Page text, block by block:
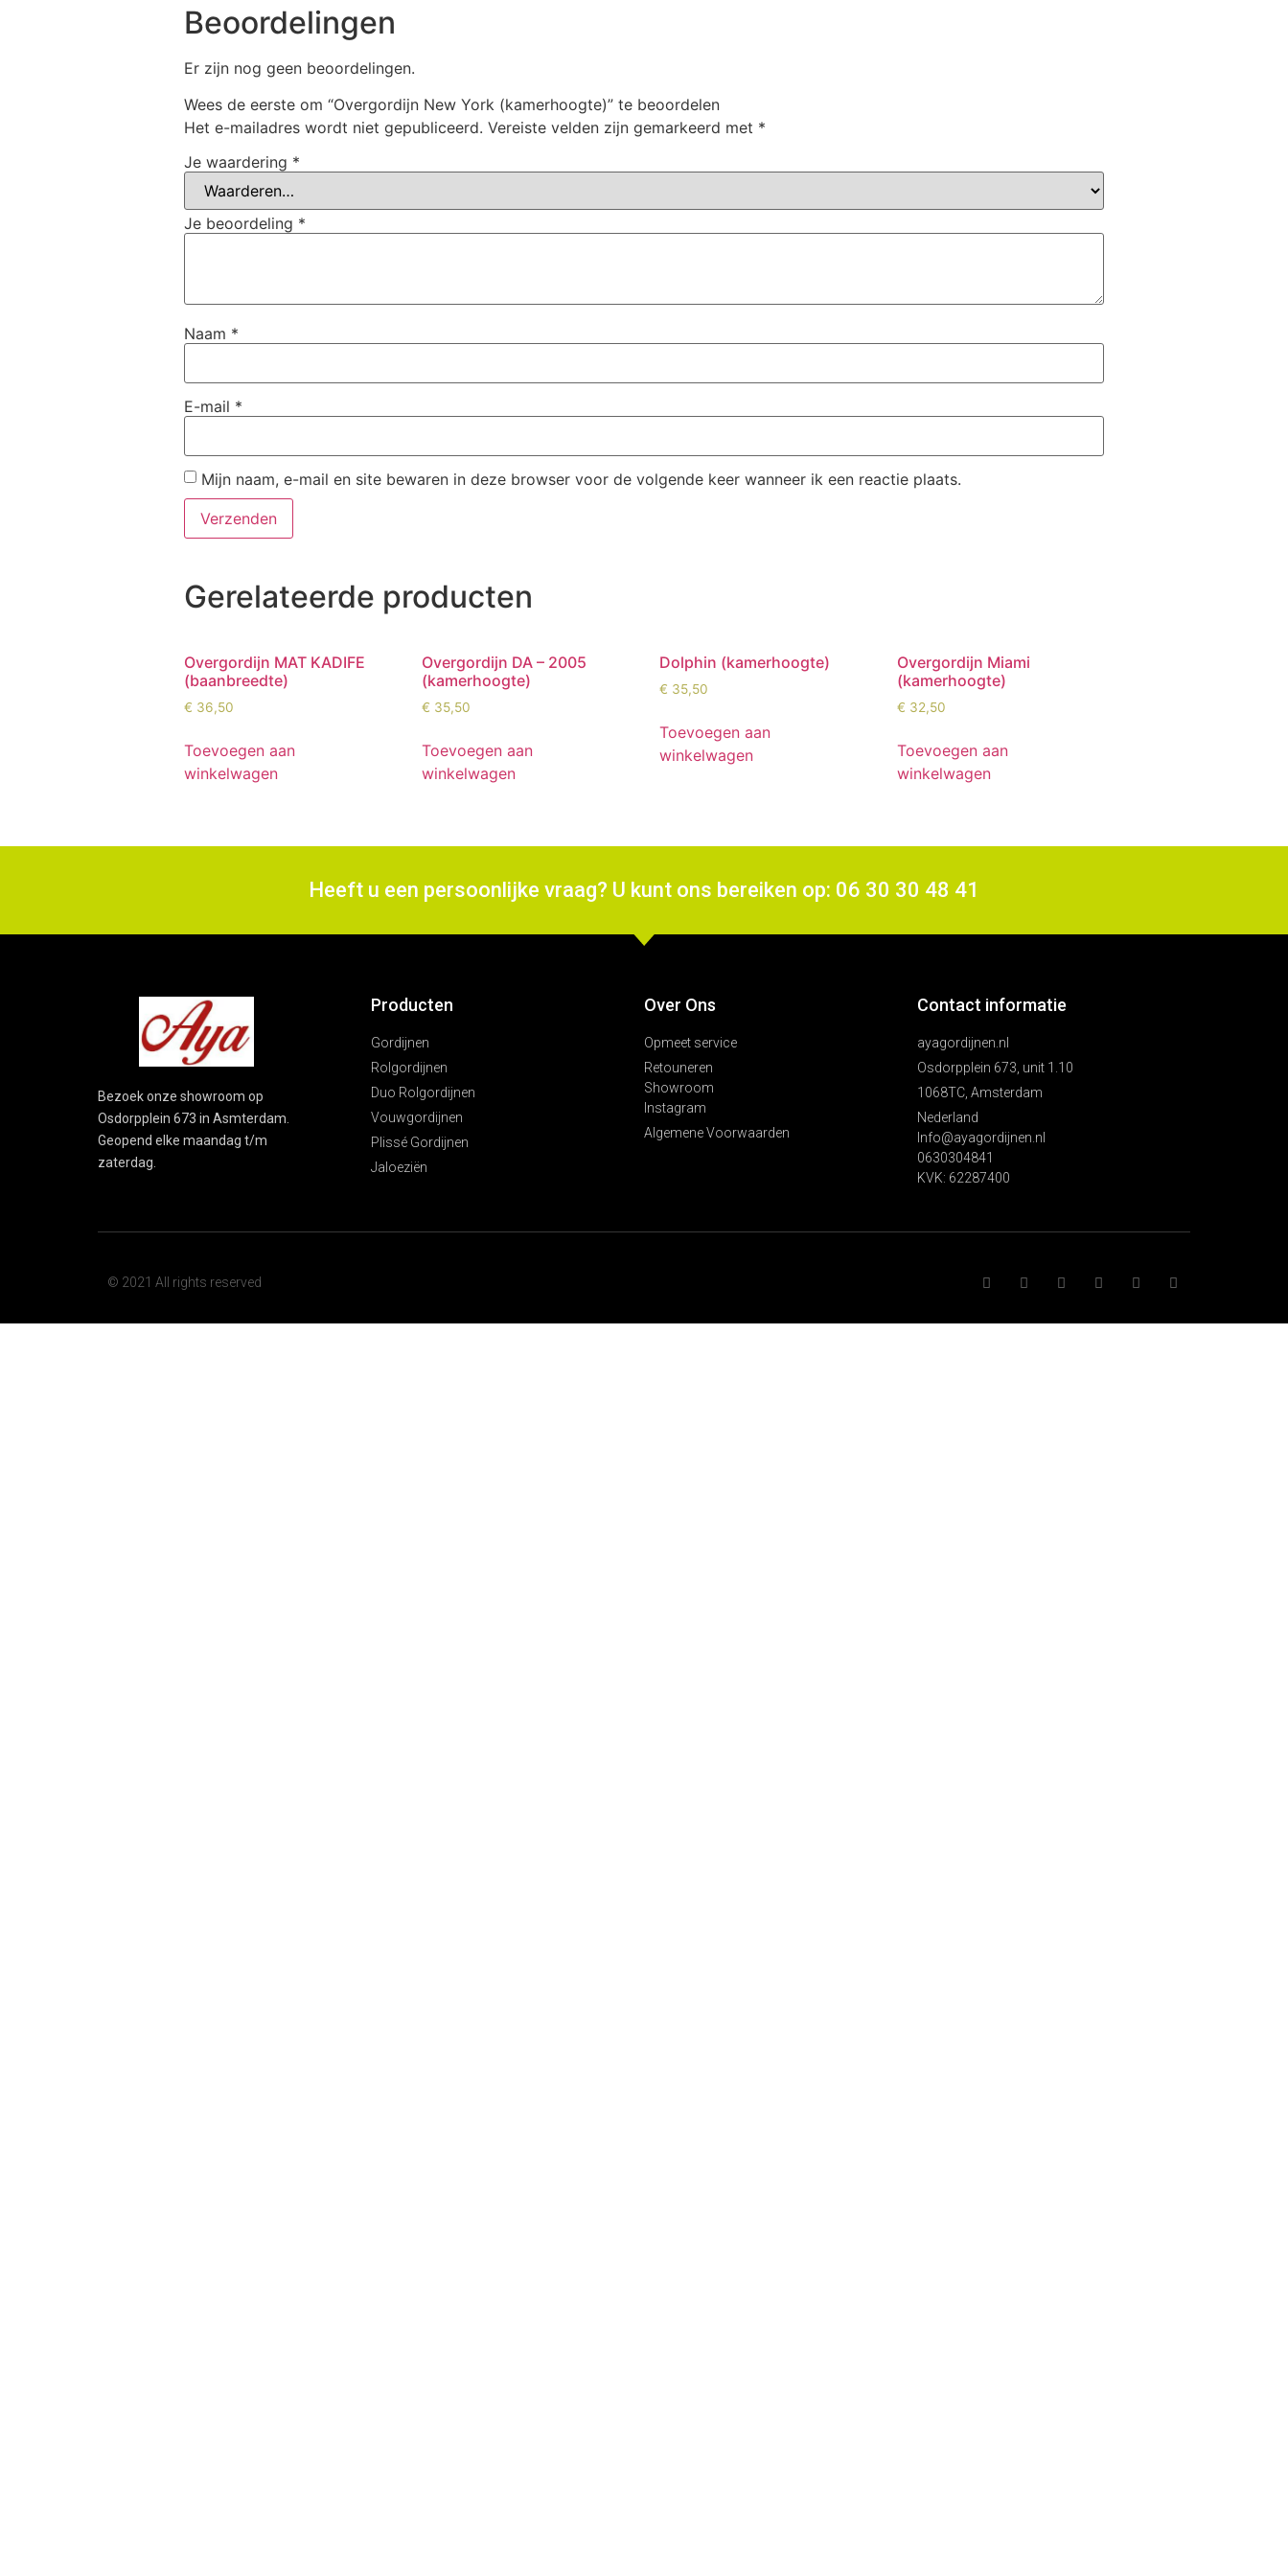
Beoordelingen
Er zijn nog geen beoordelingen.
Wees de eerste om “Overgordijn New York (kamerhoogte)” te beoordelen
Het e-mailadres wordt niet gepubliceerd. Vereiste velden zijn gemarkeerd met *
Je waardering *
Je beoordeling *
Naam *
E-mail *
Mijn naam, e-mail en site bewaren in deze browser voor de volgende keer wanneer ik een reactie plaats.
Gerelateerde producten
Overgordijn MAT KADIFE
(baanbreedte)
€ 36,50
Toevoegen aan
winkelwagen
Overgordijn DA – 2005
(kamerhoogte)
€ 35,50
Toevoegen aan
winkelwagen
Dolphin (kamerhoogte)
€ 35,50
Toevoegen aan
winkelwagen
Overgordijn Miami
(kamerhoogte)
€ 32,50
Toevoegen aan
winkelwagen
Heeft u een persoonlijke vraag? U kunt ons bereiken op: 06 30 30 48 41
Bezoek onze showroom op
Osdorpplein 673 in Asmterdam.
Geopend elke maandag t/m
zaterdag.
Producten
Gordijnen
Rolgordijnen
Duo Rolgordijnen
Vouwgordijnen
Plissé Gordijnen
Jaloeziën
Over Ons
Opmeet service
Retouneren
Showroom
Instagram
Algemene Voorwaarden
Contact informatie
ayagordijnen.nl
Osdorpplein 673, unit 1.10
1068TC, Amsterdam
Nederland
Info@ayagordijnen.nl
0630304841
KVK: 62287400
© 2021 All rights reserved